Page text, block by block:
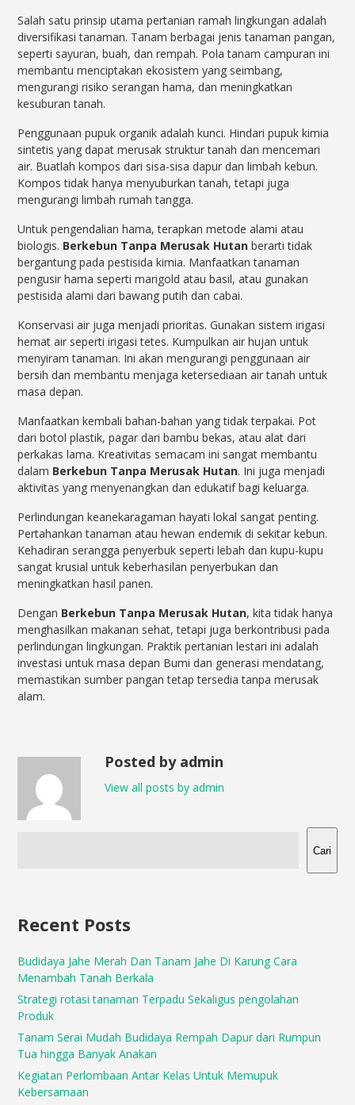
Salah satu prinsip utama pertanian ramah lingkungan adalah
diversifikasi tanaman. Tanam berbagai jenis tanaman pangan,
seperti sayuran, buah, dan rempah. Pola tanam campuran ini
membantu menciptakan ekosistem yang seimbang,
mengurangi risiko serangan hama, dan meningkatkan
kesuburan tanah.
Penggunaan pupuk organik adalah kunci. Hindari pupuk kimia
sintetis yang dapat merusak struktur tanah dan mencemari
air. Buatlah kompos dari sisa-sisa dapur dan limbah kebun.
Kompos tidak hanya menyuburkan tanah, tetapi juga
mengurangi limbah rumah tangga.
Untuk pengendalian hama, terapkan metode alami atau
biologis. Berkebun Tanpa Merusak Hutan berarti tidak
bergantung pada pestisida kimia. Manfaatkan tanaman
pengusir hama seperti marigold atau basil, atau gunakan
pestisida alami dari bawang putih dan cabai.
Konservasi air juga menjadi prioritas. Gunakan sistem irigasi
hemat air seperti irigasi tetes. Kumpulkan air hujan untuk
menyiram tanaman. Ini akan mengurangi penggunaan air
bersih dan membantu menjaga ketersediaan air tanah untuk
masa depan.
Manfaatkan kembali bahan-bahan yang tidak terpakai. Pot
dari botol plastik, pagar dari bambu bekas, atau alat dari
perkakas lama. Kreativitas semacam ini sangat membantu
dalam Berkebun Tanpa Merusak Hutan. Ini juga menjadi
aktivitas yang menyenangkan dan edukatif bagi keluarga.
Perlindungan keanekaragaman hayati lokal sangat penting.
Pertahankan tanaman atau hewan endemik di sekitar kebun.
Kehadiran serangga penyerbuk seperti lebah dan kupu-kupu
sangat krusial untuk keberhasilan penyerbukan dan
meningkatkan hasil panen.
Dengan Berkebun Tanpa Merusak Hutan, kita tidak hanya
menghasilkan makanan sehat, tetapi juga berkontribusi pada
perlindungan lingkungan. Praktik pertanian lestari ini adalah
investasi untuk masa depan Bumi dan generasi mendatang,
memastikan sumber pangan tetap tersedia tanpa merusak
alam.
Posted by admin
View all posts by admin
Cari
Recent Posts
Budidaya Jahe Merah Dan Tanam Jahe Di Karung Cara
Menambah Tanah Berkala
Strategi rotasi tanaman Terpadu Sekaligus pengolahan
Produk
Tanam Serai Mudah Budidaya Rempah Dapur dari Rumpun
Tua hingga Banyak Anakan
Kegiatan Perlombaan Antar Kelas Untuk Memupuk
Kebersamaan